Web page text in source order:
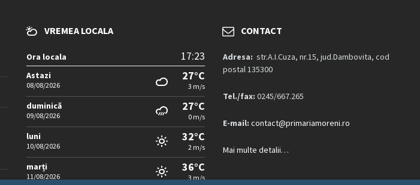
VREMEA LOCALA
Ora locala 17:23
Astazi
08/08/2026
27°C
3 m/s
duminică
09/08/2026
27°C
0 m/s
luni
10/08/2026
32°C
2 m/s
marți
11/08/2026
36°C
3 m/s
CONTACT
Adresa: str.A.I.Cuza, nr.15, jud.Dambovita, cod
postal 135300
Tel./fax: 0245/667.265
E-mail: contact@primariamoreni.ro
Mai multe detalii…